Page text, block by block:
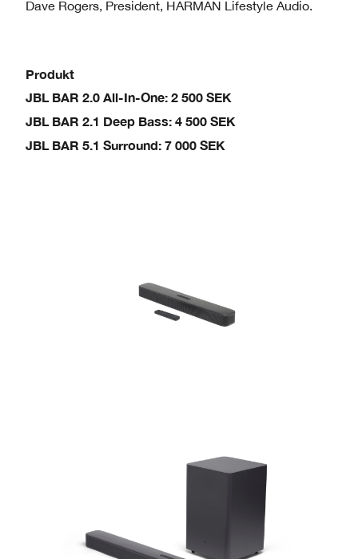
Dave Rogers, President, HARMAN Lifestyle Audio.
Produkt
JBL BAR 2.0 All-In-One: 2 500 SEK
JBL BAR 2.1 Deep Bass: 4 500 SEK
JBL BAR 5.1 Surround: 7 000 SEK